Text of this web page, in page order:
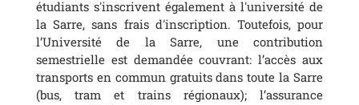
étudiants s'inscrivent également à l'université de
la Sarre, sans frais d'inscription. Toutefois, pour
l’Université de la Sarre, une contribution
semestrielle est demandée couvrant: l’accès aux
transports en commun gratuits dans toute la Sarre
(bus, tram et trains régionaux); l’assurance